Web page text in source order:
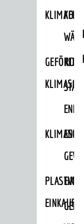
KLIMAFIT
EVENTS